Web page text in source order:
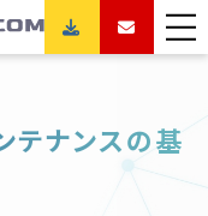
テナンスの基